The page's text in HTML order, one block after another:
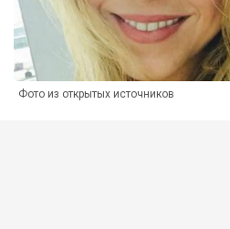
Фото из открытых источников